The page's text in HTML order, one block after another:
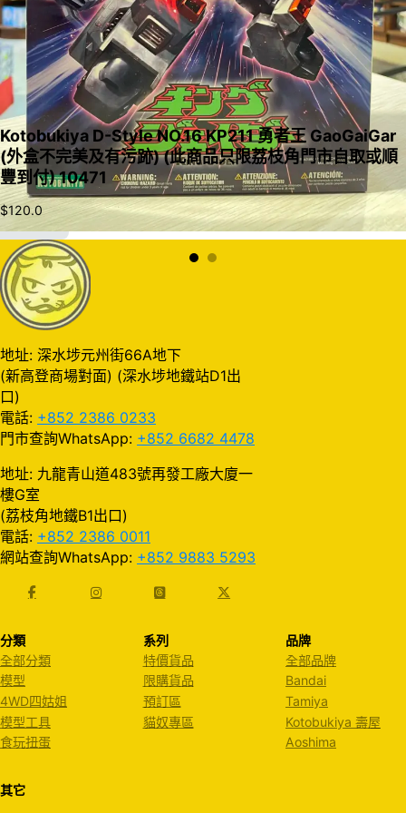
入購物車
Kotobukiya D-Style NO.16 KP211 勇者王 GaoGaiGar
(外盒不完美及有污跡) (此商品只限荔枝角門市自取或順
豐到付) 10471
$120.0
地址: 深水埗元州街66A地下
(新高登商場對面) (深水埗地鐵站D1出
口)
電話: +852 2386 0233
門市查詢WhatsApp: +852 6682 4478
地址: 九龍青山道483號再發工廠大廈一
樓G室
(荔枝角地鐵B1出口)
電話: +852 2386 0011
網站查詢WhatsApp: +852 9883 5293
分類
全部分類
模型
4WD四姑姐
模型工具
食玩扭蛋
系列
特價貨品
限購貨品
預訂區
貓奴專區
品牌
全部品牌
Bandai
Tamiya
Kotobukiya 壽屋
Aoshima
其它